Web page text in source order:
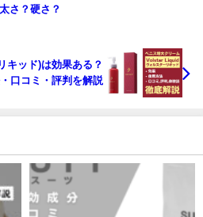
さ？硬さ？
ッド)は効果ある？
口コミ・評判を解説